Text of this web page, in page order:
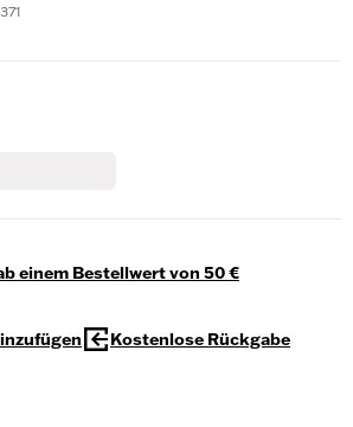
einem Bestellwert von 50 €
Kostenlose Rückgabe